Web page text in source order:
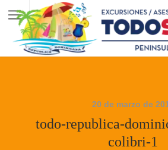
20 de marzo de
todo-republica-
colibri-1